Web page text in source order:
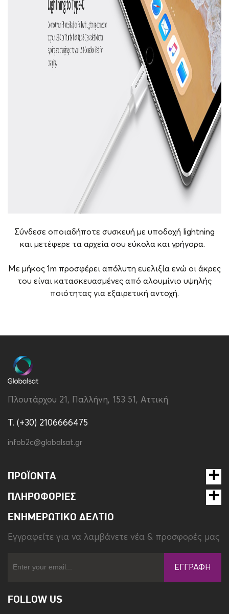
Σύνδεσε οποιαδήποτε συσκευή με υποδοχή lightning
και μετέφερε τα αρχεία σου εύκολα και γρήγορα.
Με μήκος 1m προσφέρει απόλυτη ευελιξία ενώ οι άκρες
του είναι κατασκευασμένες από αλουμίνιο υψηλής
ποιότητας για εξαιρετική αντοχή.
Εγγύηση 1 έτος
Έξοδος Καλωδίου
Μήκος (m)
Τύπος καλωδίου Type-C to Lightning
Τύπος μεταφοράς
δεδομένων
Πλουτάρχου 21, Παλλήνη, 153 51, Αττική
T. (+30) 2106666475
infob2c@globalsat.gr
ΠΡΟΪΌΝΤΑ
ΠΛΗΡΟΦΟΡΊΕΣ
ΕΝΗΜΕΡΩΤΙΚΌ ΔΕΛΤΊΟ
Eγγραφείτε για να λαμβάνετε νέα & προσφορές μας
ΕΓΓΡΑΦΉ
FOLLOW US